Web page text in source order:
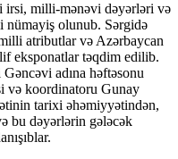
irsi, milli-mənəvi dəyərləri və
nümayiş olunub. Sərgidə
atributlar və Azərbaycan
eksponatlar təqdim edilib.
Gəncəvi adına həftəsonu
və koordinatoru Gunay
tarixi əhəmiyyətindən,
bu dəyərlərin gələcək